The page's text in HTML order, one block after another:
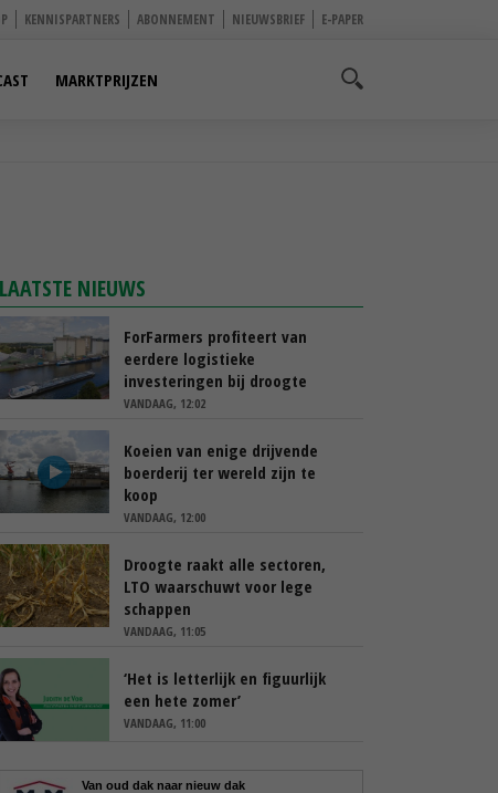
KENNISPARTNERS ABONNEMENT NIEUWSBRIEF E-PAPER
MARKTPRIJZEN
LAATSTE NIEUWS
ForFarmers profiteert van
eerdere logistieke
investeringen bij droogte
VANDAAG, 12:02
Koeien van enige drijvende
boerderij ter wereld zijn te
koop
VANDAAG, 12:00
Droogte raakt alle sectoren,
LTO waarschuwt voor lege
schappen
VANDAAG, 11:05
‘Het is letterlijk en figuurlijk
een hete zomer’
VANDAAG, 11:00
Van oud dak naar nieuw dak